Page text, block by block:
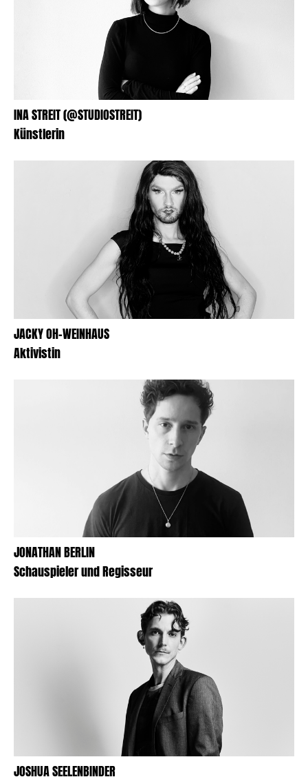
INA STREIT (@STUDIOSTREIT)
Künstlerin
JACKY OH-WEINHAUS
Aktivistin
JONATHAN BERLIN
Schauspieler und Regisseur
JOSHUA SEELENBINDER